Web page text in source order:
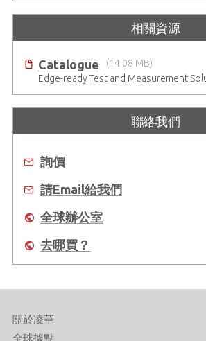
相關資源
Catalogue
(14.08 MB)
Edge-ready Test and Measurement
聯絡我們
詢價
請Email給我們
全球辦公室
去哪買？
關於凌華
全球據點